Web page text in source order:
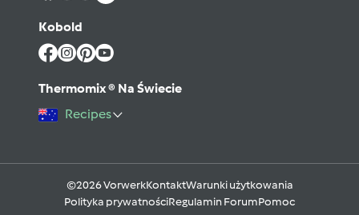
Kobold
Thermomix ® Na Świecie
Recipes
©2026 VorwerkKontaktWarunki użytkowania
Polityka prywatnościRegulamin ForumPomoc